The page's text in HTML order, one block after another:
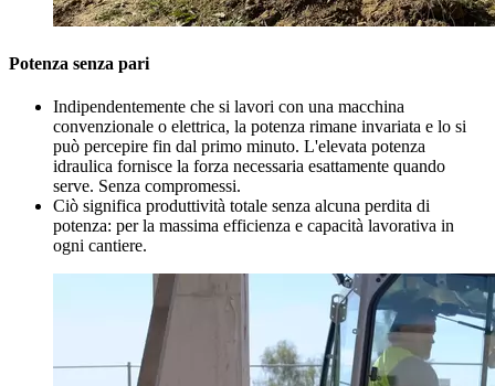
Potenza senza pari
Indipendentemente che si lavori con una macchina
convenzionale o elettrica, la potenza rimane invariata e lo si
può percepire fin dal primo minuto. L'elevata potenza
idraulica fornisce la forza necessaria esattamente quando
serve. Senza compromessi.
Ciò significa produttività totale senza alcuna perdita di
potenza: per la massima efficienza e capacità lavorativa in
ogni cantiere.